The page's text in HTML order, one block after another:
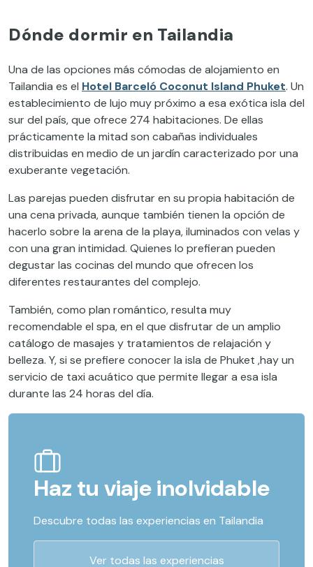
Dónde dormir en Tailandia
Una de las opciones más cómodas de alojamiento en
Tailandia es el Hotel Barceló Coconut Island Phuket. Un
establecimiento de lujo muy próximo a esa exótica isla del
sur del país, que ofrece 274 habitaciones. De ellas
prácticamente la mitad son cabañas individuales
distribuidas en medio de un jardín caracterizado por una
exuberante vegetación.
Las parejas pueden disfrutar en su propia habitación de
una cena privada, aunque también tienen la opción de
hacerlo sobre la arena de la playa, iluminados con velas y
con una gran intimidad. Quienes lo prefieran pueden
degustar las cocinas del mundo que ofrecen los
diferentes restaurantes del complejo.
También, como plan romántico, resulta muy
recomendable el spa, en el que disfrutar de un amplio
catálogo de masajes y tratamientos de relajación y
belleza. Y, si se prefiere conocer la isla de Phuket ,hay un
servicio de taxi acuático que permite llegar a esa isla
durante las 24 horas del día.
Haz tu viaje inolvidable
Descubre todas las experiencias en Tailandia
Ver todas las experiencias